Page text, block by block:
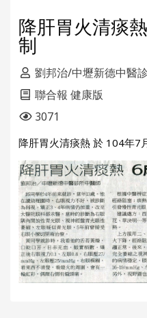
降肝胃火清痰
制
劉邦治/中壢新德中醫
聯合報 健康版
3071
降肝胃火清痰熱 於 104年7